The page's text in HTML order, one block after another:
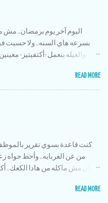
اليوم آخر يوم برمضان..
بسرعه هاي السنه.. ولا حسيت
والعيله بنعمل -أكتفيتيز-
أشياء تطوعيه.. بس حلو إنو قضينا
سوى وكان النا مغامرات
قصص زمان وإحنا صغار،،
شو كنا نسوي وإحنا قدهم..
هاي السنه كانت بايخه
READ MORE
كنت قاعدة بسوي تقرير
من عن العربايه.. وأحط جواه
العيون وإحنا مروحين ماشيين
READ MORE